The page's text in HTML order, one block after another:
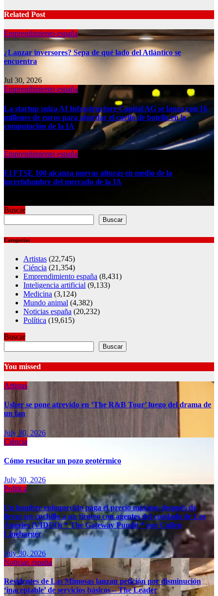
Related Post
Emprendimiento españa
¿Lanzar inversores? Sepa de qué lado del Atlántico se
encuentra
Jul 30, 2026
Emprendimiento españa
La startup suiza AI Infrastructure Capital AG se lanza con 16
millones de euros para abordar el cuello de botella en la
computación de la IA
Emprendimiento españa
El FTSE 100 alcanza nuevas alturas en medio de la
incertidumbre del mercado de la IA
Buscar
Buscar
Categorías
Artistas (22,745)
Ciéncia (21,354)
Emprendimiento españa (8,431)
Inteligencia artificial (9,133)
Medicina (3,124)
Mundo animal (4,382)
Noticias españa (20,232)
Política (19,615)
Buscar
Buscar
You missed
Artistas
Usher se pone atrevido en ‘The R&B Tour’ luego del drama de
un fan
July 30, 2026
Ciéncia
Cómo resucitar un pozo geotérmico
July 30, 2026
Política
Un hombre enloquecido paga el precio máximo después de
llevar un cuchillo a un tiroteo con agentes del condado de Los
Ángeles (VIDEO) * The Gateway Pundit * por Cullen
Linebarger
July 30, 2026
Noticias españa
Residentes de Las Mimosas lanzan petición por disminución
‘inaceptable’ de servicios básicos – The Leader